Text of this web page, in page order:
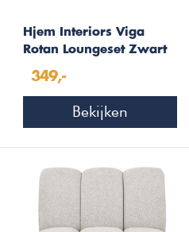
Hjem Interiors Viga
Rotan Loungeset Zwart
349,-
Bekijken